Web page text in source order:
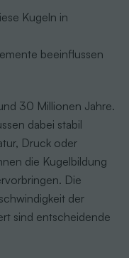
Kugeln in
beeinflussen
30 Millionen Jahre.
dabei stabil
Druck oder
die Kugelbildung
Die
der
sind entscheidende